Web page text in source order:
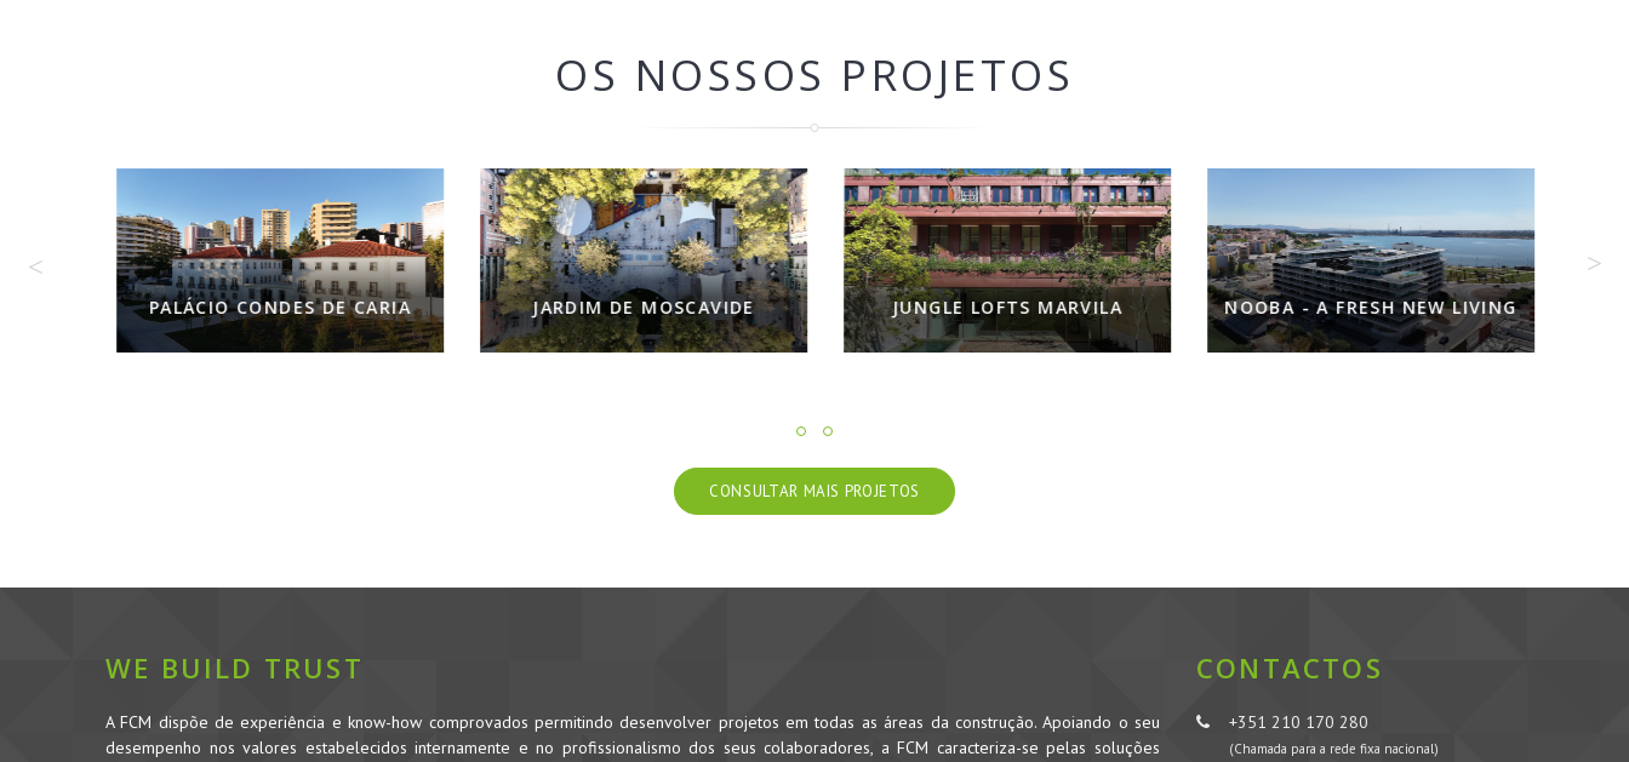
OS NOSSOS PROJETOS
PALÁCIO CONDES DE CARIA JARDIM DE MOSCAVIDE JUNGLE LOFTS MARVILA NOOBA - A FRESH NEW LIVING
CONSULTAR MAIS PROJETOS
WE BUILD TRUST
A FCM dispõe de experiência e know-how comprovados permitindo desenvolver projetos em todas as áreas da construção. Apoiando o seu
desempenho nos valores estabelecidos internamente e no profissionalismo dos seus colaboradores, a FCM caracteriza-se pelas soluções
CONTACTOS
+351 210 170 280
(Chamada para a rede fixa nacional)